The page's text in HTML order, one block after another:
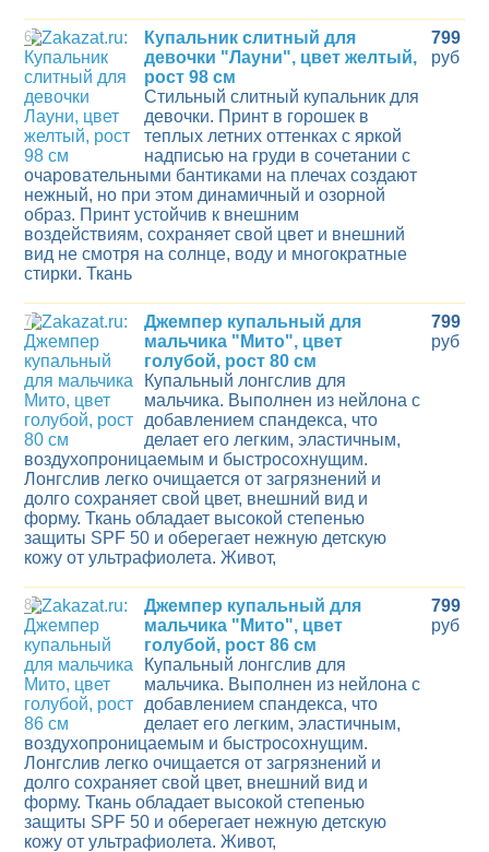
6
Купальник слитный для
девочки "Лауни", цвет желтый,
рост 98 см
Стильный слитный купальник для
девочки. Принт в горошек в
теплых летних оттенках с яркой
надписью на груди в сочетании с
очаровательными бантиками на плечах создают
нежный, но при этом динамичный и озорной
образ. Принт устойчив к внешним
воздействиям, сохраняет свой цвет и внешний
вид не смотря на солнце, воду и многократные
стирки. Ткань
799
руб
7
Джемпер купальный для
мальчика "Мито", цвет
голубой, рост 80 см
Купальный лонгслив для
мальчика. Выполнен из нейлона с
добавлением спандекса, что
делает его легким, эластичным,
воздухопроницаемым и быстросохнущим.
Лонгслив легко очищается от загрязнений и
долго сохраняет свой цвет, внешний вид и
форму. Ткань обладает высокой степенью
защиты SPF 50 и оберегает нежную детскую
кожу от ультрафиолета. Живот,
799
руб
8
Джемпер купальный для
мальчика "Мито", цвет
голубой, рост 86 см
Купальный лонгслив для
мальчика. Выполнен из нейлона с
добавлением спандекса, что
делает его легким, эластичным,
воздухопроницаемым и быстросохнущим.
Лонгслив легко очищается от загрязнений и
долго сохраняет свой цвет, внешний вид и
форму. Ткань обладает высокой степенью
защиты SPF 50 и оберегает нежную детскую
кожу от ультрафиолета. Живот,
799
руб